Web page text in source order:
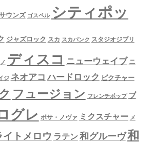
ウンズ ゴスペル シティポッ
ジャズロック スカ スカパンク スタジオジブリ
ディスコ ニューウェイブ ニ
ジ ネオアコ ハードロック ピクチャー
フュージョン フレンチポップ ブ
グレ ボサ・ノヴァ ミクスチャー メ
イトメロウ ラテン 和グルーヴ和